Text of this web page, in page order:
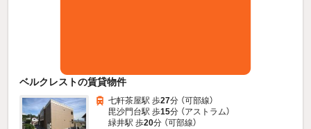
ベルクレストの賃貸物件
七軒茶屋駅 歩27分 （可部線）
毘沙門台駅 歩15分 （アストラム）
緑井駅 歩20分 （可部線）